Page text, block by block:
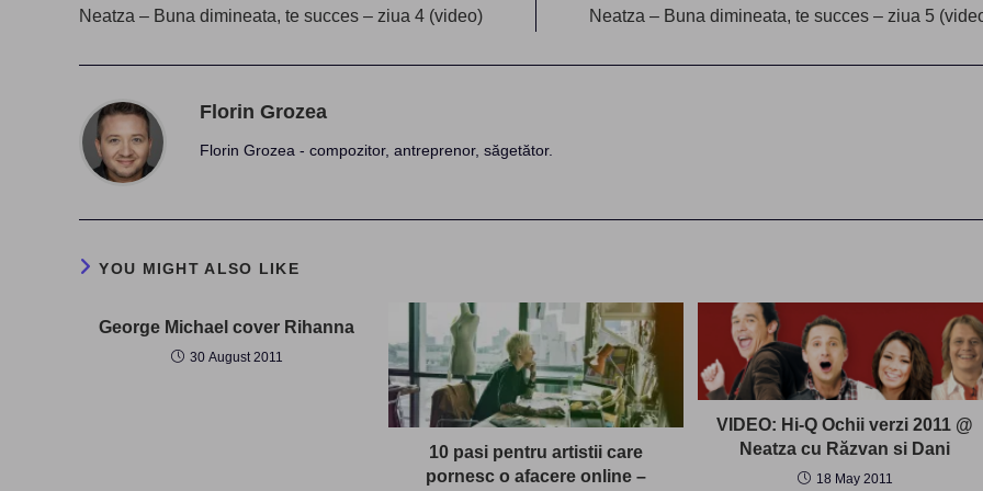
articles
Neatza – Buna dimineata, te succes – ziua 4 (video) Neatza – Buna dimineata, te succes – ziua 5
Florin Grozea
Florin Grozea - compozitor, antreprenor, săgetător.
YOU MIGHT ALSO LIKE
George Michael cover Rihanna
30 August 2011
10 pasi pentru artistii care
pornesc o afacere online –
VIDEO: Hi-Q Ochii verzi 2011 @
Neatza cu Răzvan si Dani
18 May 2011